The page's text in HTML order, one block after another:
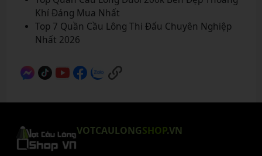
Khí Đáng Mua Nhất
Top 7 Quần Cầu Lông Thi Đấu Chuyên Nghiệp
Nhất 2026
VOTCAULONGSHOP.VN